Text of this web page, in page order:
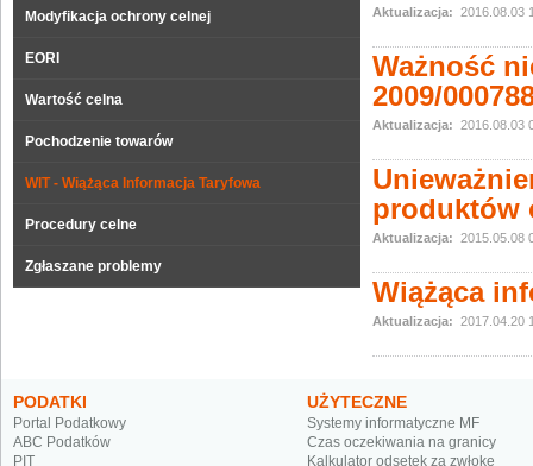
Modyfikacja ochrony celnej
EORI
Wartość celna
Pochodzenie towarów
WIT - Wiążąca Informacja Taryfowa
Procedury celne
Zgłaszane problemy
Aktualizacja: 2016.08.03
Ważność
2009/
Aktualizacja: 2016.08.03
produktów
Aktualizacja: 2015.05.08
Wiążąca
Aktualizacja: 2017.04.20
PODATKI
Portal Podatkowy
ABC Podatków
PIT
UŻYTECZNE
Systemy informatyczne MF
Czas oczekiwania na granicy
Kalkulator odsetek za zwłokę